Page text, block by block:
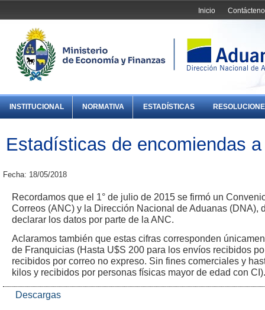
Inicio
INSTITUCIONAL NORMATIVA ESTADÍSTICAS
Estadísticas de encomiendas
Fecha: 18/05/2018
Recordamos que el 1° de julio de 2015 se firmó un
Correos (ANC) y la Dirección Nacional de Aduanas (DNA),
declarar los datos por parte de la ANC.
Aclaramos también que estas cifras corresponden
de Franquicias (Hasta U$S 200 para los envíos recibidos
recibidos por correo no expreso. Sin fines comerciales y
kilos y recibidos por personas físicas mayor de edad con CI).
Descargas